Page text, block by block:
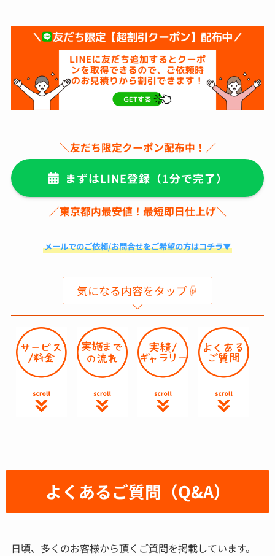
＼友だち限定クーポン配布中！／
まずはLINE登録 （1分で完了）
／東京都内最安値！最短即日仕上げ＼
メールでのご依頼/お問合せをご希望の方はコチラ▼
気になる内容をタップ☟
よくあるご質問（Q&A）
日頃、多くのお客様から頂くご質問を掲載しています。